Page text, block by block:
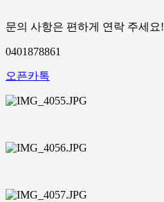
문의 사항은 편하게 연락 주세요!
0401878861
오픈카톡